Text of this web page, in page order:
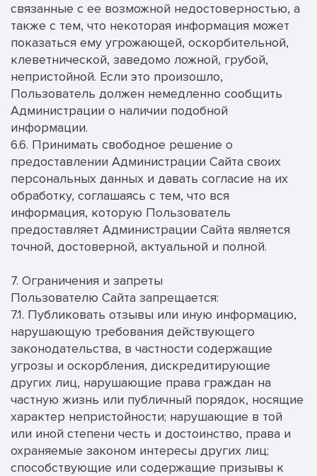
связанные с ее возможной недостоверностью, а
также с тем, что некоторая информация может
показаться ему угрожающей, оскорбительной,
клеветнической, заведомо ложной, грубой,
непристойной. Если это произошло,
Пользователь должен немедленно сообщить
Администрации о наличии подобной
информации.
6.6. Принимать свободное решение о
предоставлении Администрации Сайта своих
персональных данных и давать согласие на их
обработку, соглашаясь с тем, что вся
информация, которую Пользователь
предоставляет Администрации Сайта является
точной, достоверной, актуальной и полной.
7. Ограничения и запреты
Пользователю Сайта запрещается:
7.1. Публиковать отзывы или иную информацию,
нарушающую требования действующего
законодательства, в частности содержащие
угрозы и оскорбления, дискредитирующие
других лиц, нарушающие права граждан на
частную жизнь или публичный порядок, носящие
характер непристойности; нарушающие в той
или иной степени честь и достоинство, права и
охраняемые законом интересы других лиц;
способствующие или содержащие призывы к